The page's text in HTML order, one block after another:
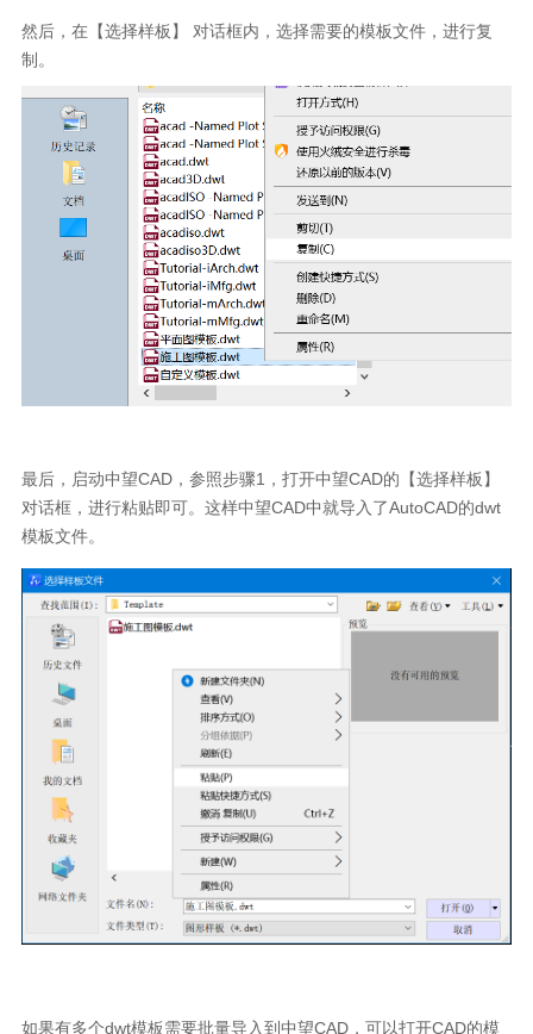
然后，在【选择样板】
对话框内，选择需要的模板文件，进行复
制。
最后，启动中望CAD，参照步骤1 ，打开中望CAD的【选择样板】
对话框，进行粘贴即可。这样中望CAD中就导入了AutoCAD的dwt
模板文件。
如果有多个dwt模板需要批量导入到中望CAD，可以打开CAD的模